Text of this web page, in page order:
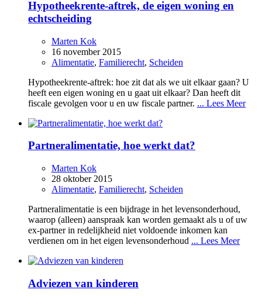
Hypotheekrente-aftrek, de eigen woning en
echtscheiding
Marten Kok
16 november 2015
Alimentatie, Familierecht, Scheiden
Hypotheekrente-aftrek: hoe zit dat als we uit elkaar gaan? U
heeft een eigen woning en u gaat uit elkaar? Dan heeft dit
fiscale gevolgen voor u en uw fiscale partner. ... Lees Meer
Partneralimentatie, hoe werkt dat?
Marten Kok
28 oktober 2015
Alimentatie, Familierecht, Scheiden
Partneralimentatie is een bijdrage in het levensonderhoud,
waarop (alleen) aanspraak kan worden gemaakt als u of uw
ex-partner in redelijkheid niet voldoende inkomen kan
verdienen om in het eigen levensonderhoud ... Lees Meer
Adviezen van kinderen